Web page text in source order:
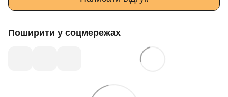
Поширити у соцмережах